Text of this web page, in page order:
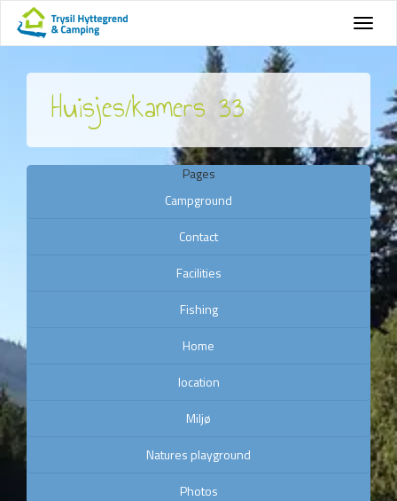
Huisjes/kamers 33
Pages
Campground
Contact
Facilities
Fishing
Home
location
Miljø
Natures playground
Photos